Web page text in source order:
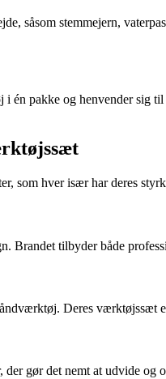
såsom stemmejern,
pakke og henvender sig
som hver især har deres
Brandet tilbyder både
Deres
der gør det nemt at udvide